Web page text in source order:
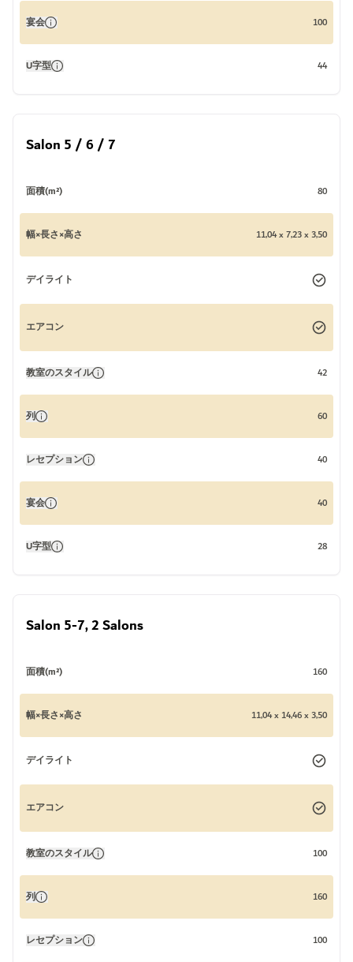
宴会 100
U字型 44
Salon 5 / 6 / 7
面積(m²) 80
幅×長さ×高さ 11,04 x 7,23 x 3,50
デイライト
エアコン
教室のスタイル 42
列 60
レセプション 40
宴会 40
U字型 28
Salon 5-7, 2 Salons
面積(m²) 160
幅×長さ×高さ 11,04 x 14,46 x 3,50
デイライト
エアコン
教室のスタイル 100
列 160
レセプション 100